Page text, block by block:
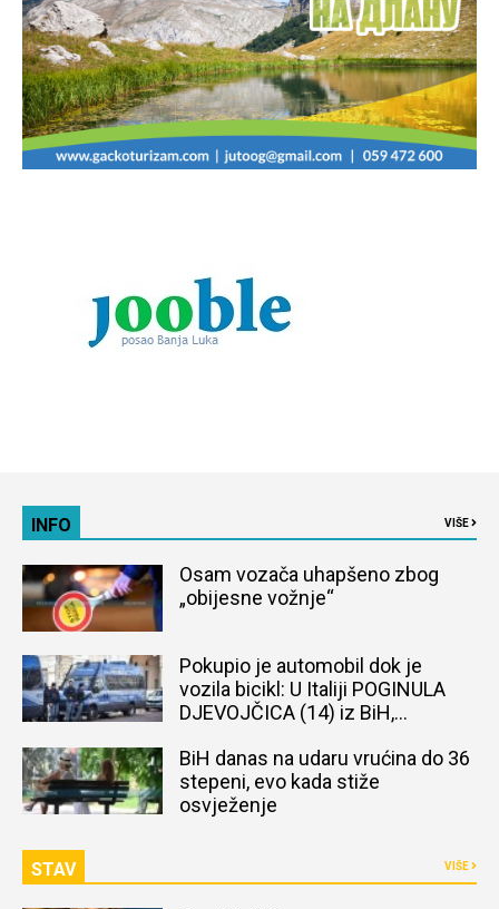
INFO VIŠE
Osam vozača uhapšeno zbog
„obijesne vožnje“
Pokupio je automobil dok je
vozila bicikl: U Italiji POGINULA
DJEVOJČICA (14) iz BiH,
BiH danas na udaru vrućina do 36
stepeni, evo kada stiže
osvježenje
STAV VIŠE